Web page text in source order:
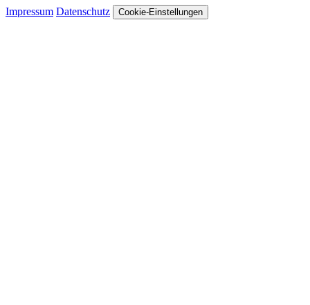
Impressum Datenschutz Cookie-Einstellungen